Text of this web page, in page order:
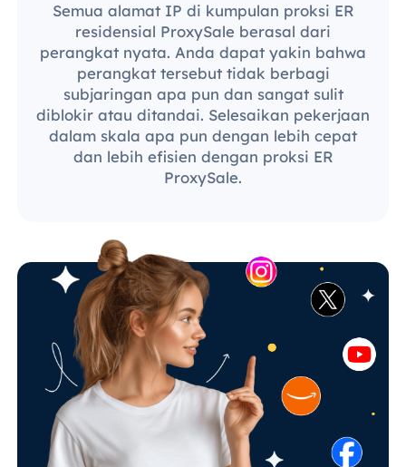
Semua alamat IP di kumpulan proksi ER
residensial ProxySale berasal dari
perangkat nyata. Anda dapat yakin bahwa
perangkat tersebut tidak berbagi
subjaringan apa pun dan sangat sulit
diblokir atau ditandai. Selesaikan pekerjaan
dalam skala apa pun dengan lebih cepat
dan lebih efisien dengan proksi ER
ProxySale.